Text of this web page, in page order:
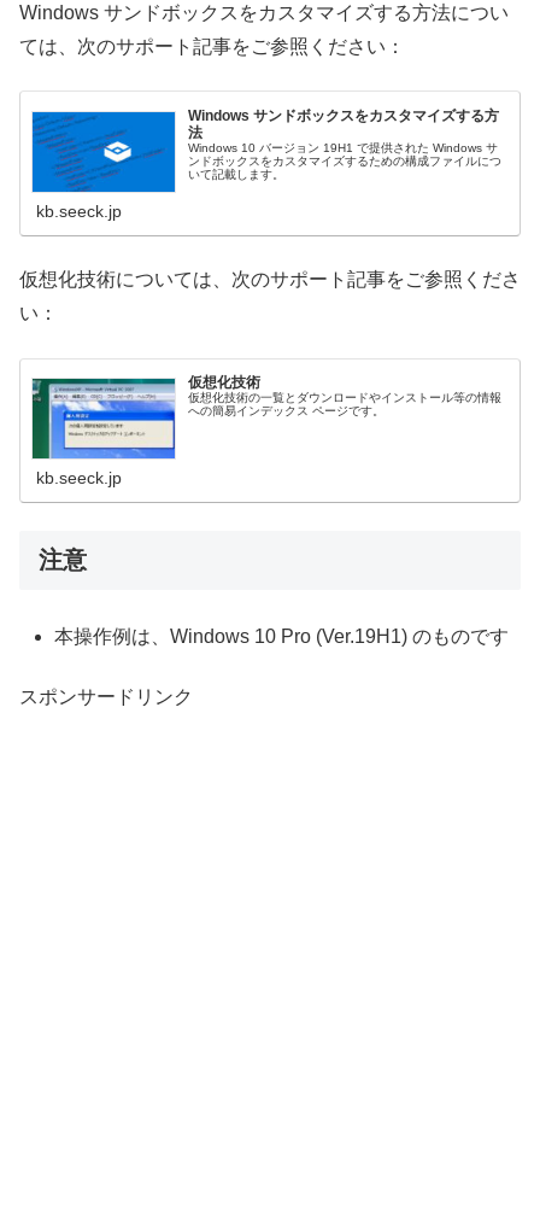
Windows サンドボックスをカスタマイズする方法につい
ては、次のサポート記事をご参照ください：
Windows サンドボックスをカスタマイズする方
法
Windows 10 バージョン 19H1 で提供された Windows サ
ンドボックスをカスタマイズするための構成ファイルにつ
いて記載します。
kb.seeck.jp
仮想化技術については、次のサポート記事をご参照くださ
い：
仮想化技術
仮想化技術の一覧とダウンロードやインストール等の情報
への簡易インデックス ページです。
kb.seeck.jp
注意
本操作例は、Windows 10 Pro (Ver.19H1) のものです
スポンサードリンク